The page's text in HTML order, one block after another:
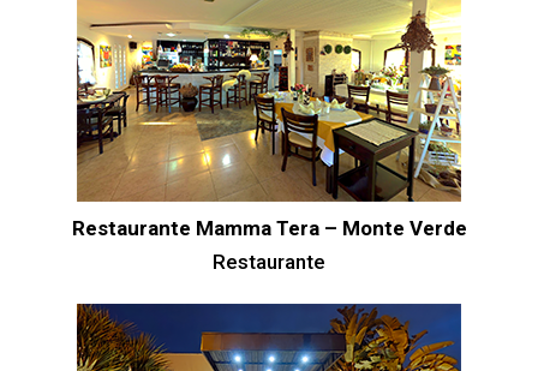
Restaurante Mamma Tera – Monte Verde
Restaurante